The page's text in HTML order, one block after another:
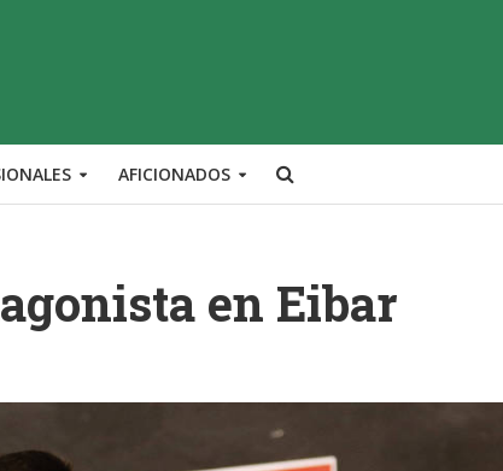
AFICIONADOS
en Eibar